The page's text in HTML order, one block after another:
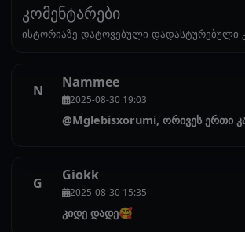
კომენტარები
ისტორიაზე დატოვებული დადასტურებული
N Nammee
2025-08-30 19:03
@Mglebisxorumi, ორივეს ერთი
G Giokk
2025-08-30 15:35
კიდე დადე🥰